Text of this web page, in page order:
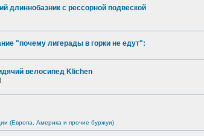
длиннобазник с рессорной подвеской
"почему лигерады в горки не едут":
велосипед Klichen
]
(Европа, Америка и прочие буржуи)